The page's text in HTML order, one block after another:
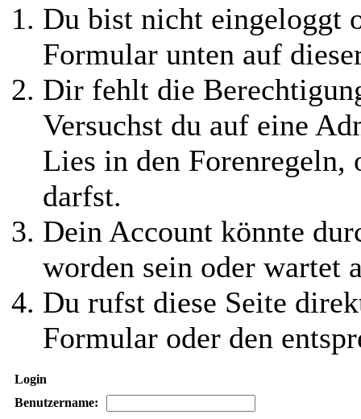
Du bist nicht eingeloggt
Formular unten auf
Dir fehlt die
Versuchst du auf eine
Lies in den Forenregeln,
darfst.
Dein Account könnte
worden sein oder wartet
Du rufst diese Seite
Formular oder den
Login
Benutzername: